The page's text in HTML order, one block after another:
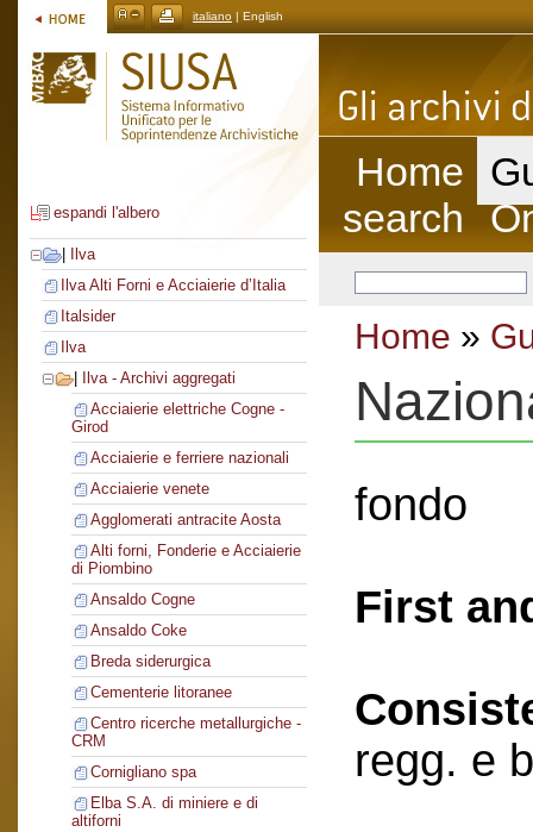
italiano | English
espandi l'albero
Ilva
Ilva Alti Forni e Acciaierie d’Italia
Italsider
Ilva
Ilva - Archivi aggregati
Acciaierie elettriche Cogne -
Girod
Acciaierie e ferriere nazionali
Acciaierie venete
Agglomerati antracite Aosta
Alti forni, Fonderie e Acciaierie
di Piombino
Ansaldo Cogne
Ansaldo Coke
Breda siderurgica
Cementerie litoranee
Centro ricerche metallurgiche -
CRM
Cornigliano spa
Elba S.A. di miniere e di
altiforni
Home
search
Home »
fondo
First
regg. e